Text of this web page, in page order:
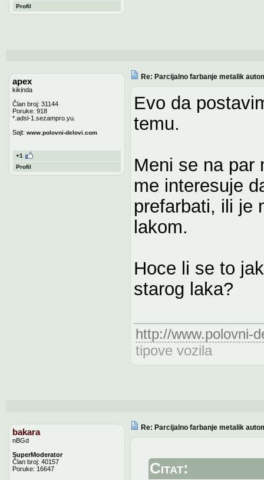
Profil
apex
kikinda
Član broj: 31144
Poruke: 918
*.adsl-1.sezampro.yu.
Sajt: www.polovni-delovi.com
+1
Profil
Re: Parcijalno farbanje metalik
Evo da
temu.
Meni se na par
me interesuje
prefarbati, ili je
lakom.
Hoce li se to
starog laka?
http://www.polovni-
tipove vozila
bakara
nBGd
SuperModerator
Član broj: 40157
Poruke: 16647
Re: Parcijalno farbanje metalik
Citat: